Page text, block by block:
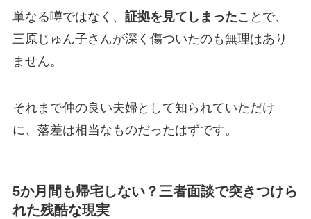
単なる噂ではなく、 証拠を見てしまったことで、
三原じゅん子さんが深く傷ついたのも無理はあり
ません。
それまで仲の良い夫婦として知られていただけ
に、落差は相当なものだったはずです。
5か月間も帰宅しない？三者面談で突きつけら
れた残酷な現実